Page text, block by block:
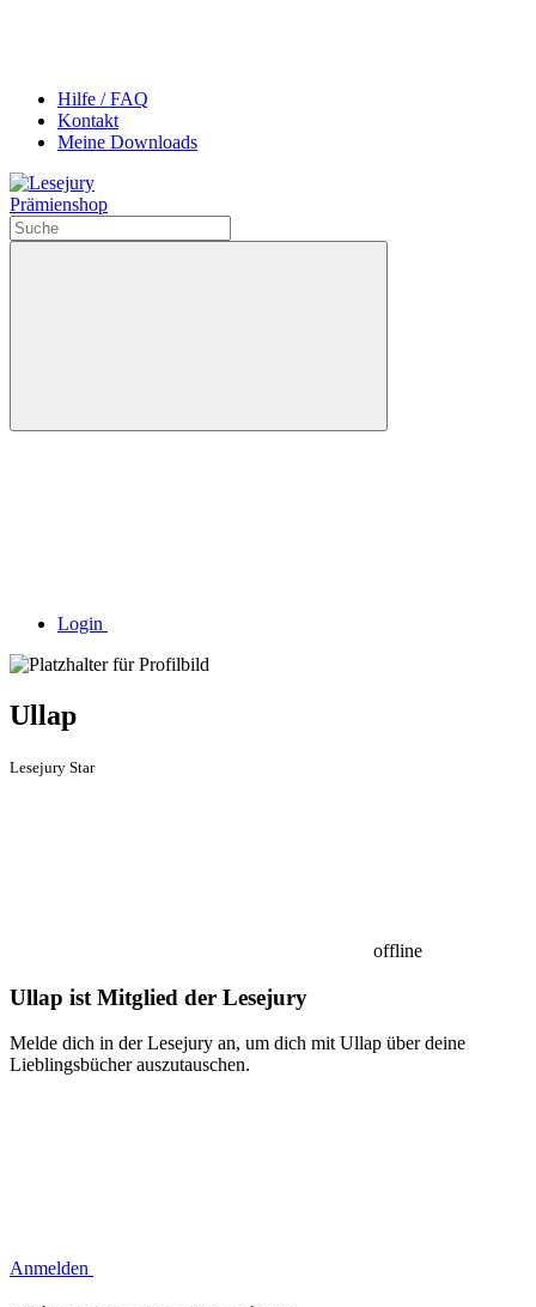
Hilfe / FAQ
Kontakt
Meine Downloads
Prämienshop
Login
Ullap
Lesejury Star
offline
Ullap ist Mitglied der Lesejury
Melde dich in der Lesejury an, um dich mit Ullap über deine
Lieblingsbücher auszutauschen.
Anmelden